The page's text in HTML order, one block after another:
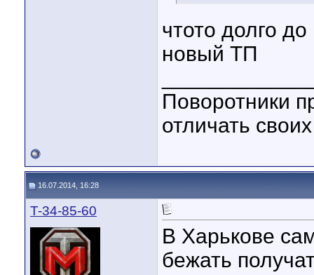
чтото долго
новый ТП
Поворотники
отличать
16.07.2014, 16:28
T-34-85-60
В Харькове
бежать